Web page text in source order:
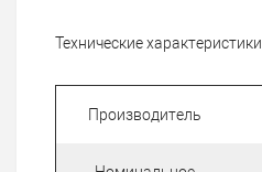
Технические характеристики
Производитель